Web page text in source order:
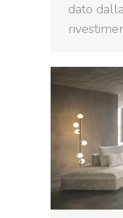
dato